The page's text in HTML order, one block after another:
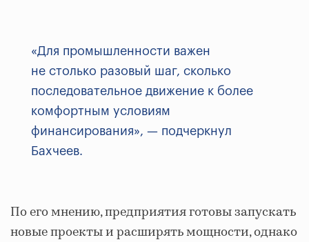
«Для промышленности важен
не столько разовый шаг, сколько
последовательное движение к более
комфортным условиям
финансирования», — подчеркнул
Бахчеев.
По его мнению, предприятия готовы запускать
новые проекты и расширять мощности, однако